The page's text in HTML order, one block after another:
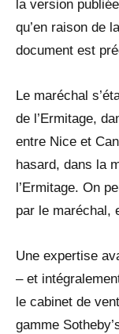
la version
qu’en raison de
document est
Le maréchal
de l’Ermitage,
entre Nice et
hasard, dans la
l’Ermitage. On
par le maréchal,
Une expertise
– et
le cabinet de
gamme